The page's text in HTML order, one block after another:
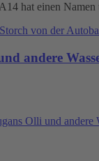
hat einen
von der
andere
Olli und andere